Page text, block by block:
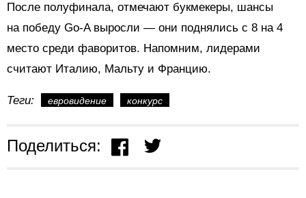
После полуфинала, отмечают букмекеры, шансы
на победу Go-A выросли — они поднялись с 8 на 4
место среди фаворитов. Напомним, лидерами
считают Италию, Мальту и Францию.
Теги: евровидение конкурс
Поделиться: